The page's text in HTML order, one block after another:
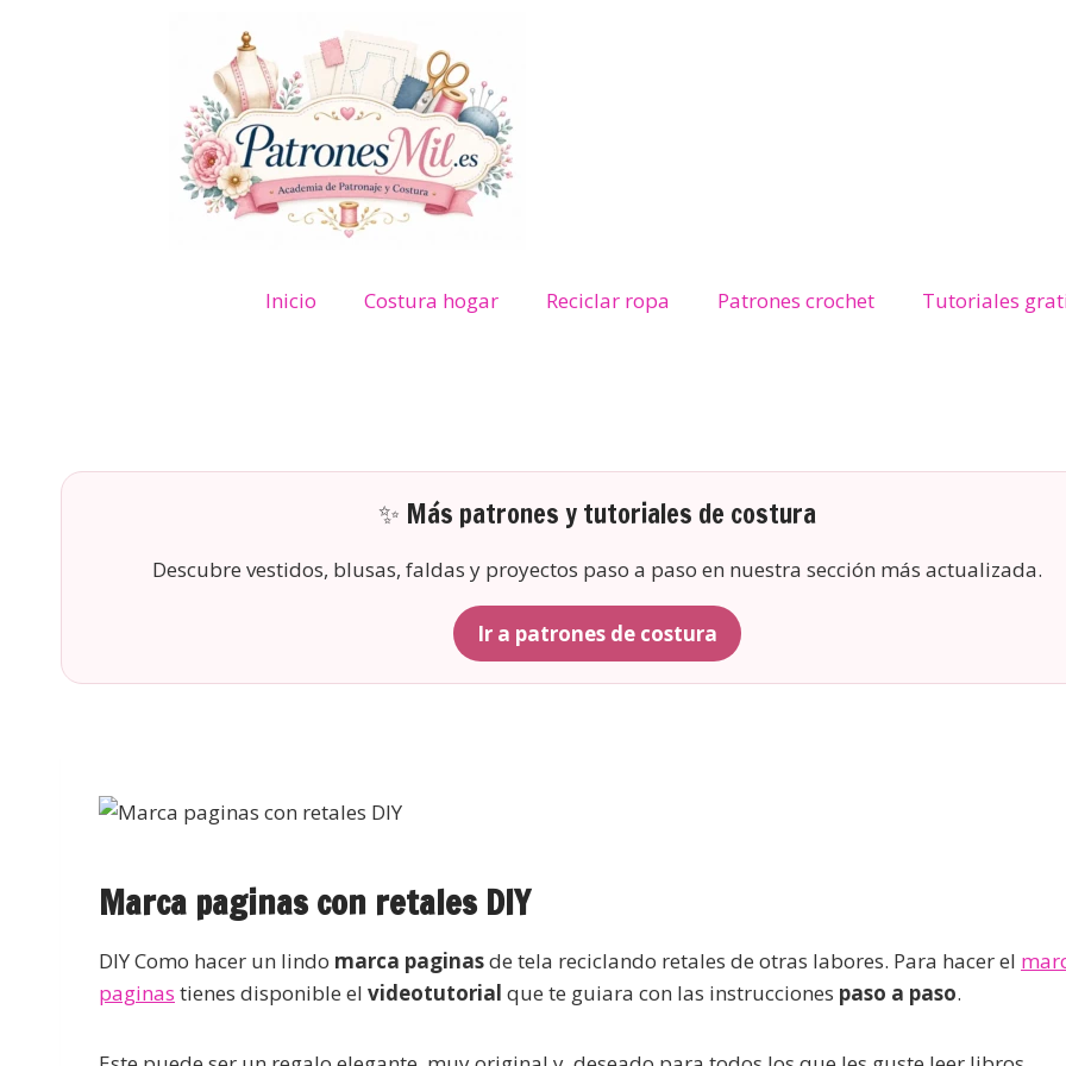
Inicio Costura hogar Reciclar ropa Patrones crochet Tutoriales
✨ Más patrones y tutoriales de costura
Descubre vestidos, blusas, faldas y proyectos paso a paso en nuestra sección más actualizada.
Ir a patrones de costura
Marca paginas con retales DIY
DIY Como hacer un lindo marca paginasde tela reciclando retales de otras labores. Para hacer el
paginas tienes disponible el videotutorial que te guiara con las instrucciones paso a paso.